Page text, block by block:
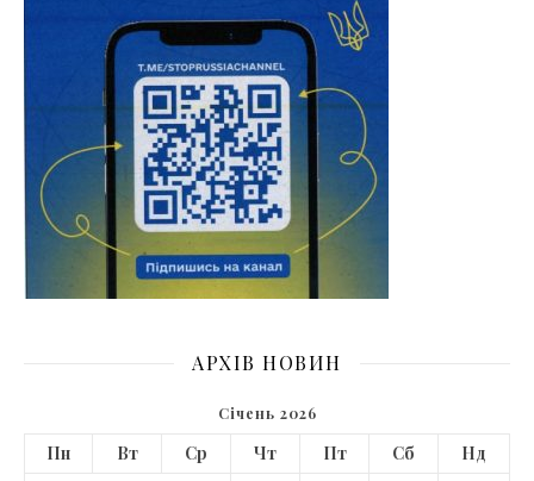
АРХІВ НОВИН
Січень 2026
Пн Вт Ср Чт Пт Сб
Нд